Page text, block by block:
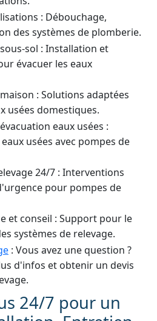
: Débouchage,
des systèmes de plomberie.
sol : Installation et
évacuer les eaux
: Solutions adaptées
usées domestiques.
eaux usées :
usées avec pompes de
24/7 : Interventions
pour pompes de
et conseil : Support pour le
systèmes de relevage.
: Vous avez une question ?
d'infos et obtenir un devis
24/7 pour un